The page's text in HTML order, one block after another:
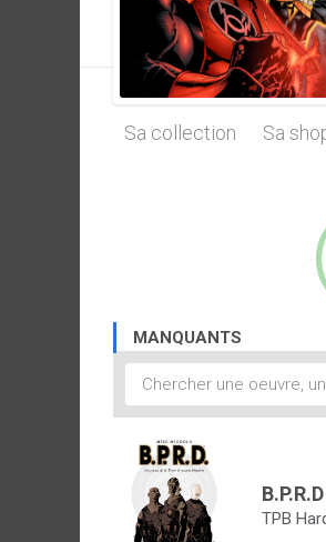
Sa collection Sa
MANQUANTS
B.P.R.D
TPB